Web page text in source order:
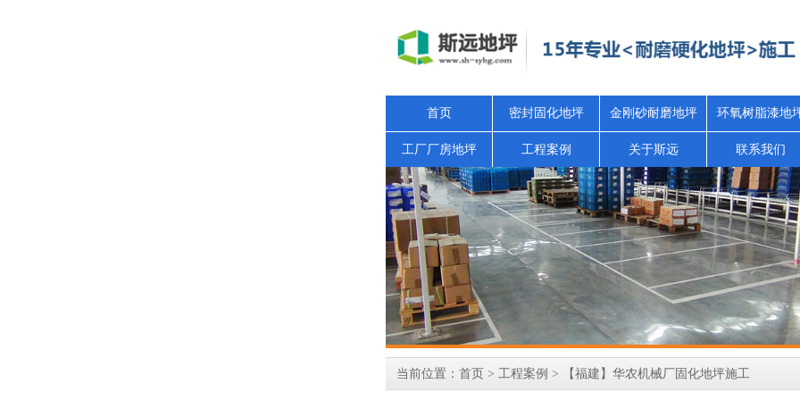
首页 密封固化地坪 金刚砂耐磨地坪 环氧树脂漆地
工厂厂房地坪 工程案例 关于斯远 联系我们
当前位置： 首页 > 工程案例 > 【福建】华农机械厂固化地坪施工